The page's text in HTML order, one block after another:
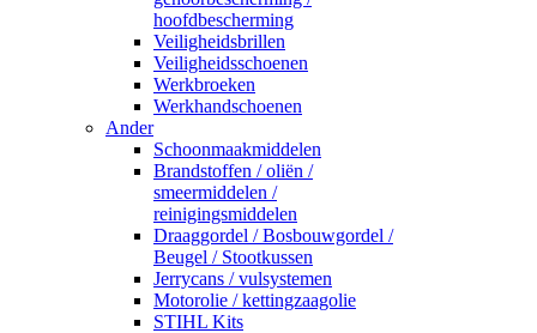
hoofdbescherming
Veiligheidsbrillen
Veiligheidsschoenen
Werkbroeken
Werkhandschoenen
Ander
Schoonmaakmiddelen
Brandstoffen / oliën /
smeermiddelen /
reinigingsmiddelen
Draaggordel / Bosbouwgordel /
Beugel / Stootkussen
Jerrycans / vulsystemen
Motorolie / kettingzaagolie
STIHL Kits